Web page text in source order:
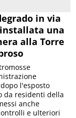
in via
una
alla Torre
l'esposto
da residenti della
anche
e ulteriori